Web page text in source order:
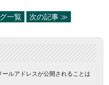
一覧 次の記事 ≫
ルアドレスが公開されることは